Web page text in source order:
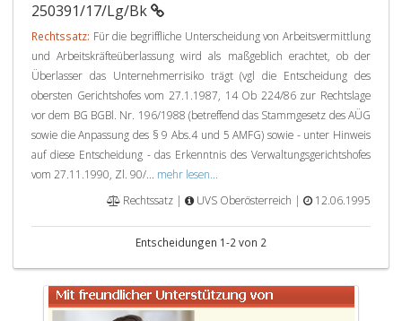
250391/17/Lg/Bk
Rechtssatz: Für die begriffliche Unterscheidung von Arbeitsvermittlung
und Arbeitskräfteüberlassung wird als maßgeblich erachtet, ob der
Überlasser das Unternehmerrisiko trägt (vgl die Entscheidung des
obersten Gerichtshofes vom 27.1.1987, 14 Ob 224/86 zur Rechtslage
vor dem BG BGBl. Nr. 196/1988 (betreffend das Stammgesetz des AÜG
sowie die Anpassung des § 9 Abs.4 und 5 AMFG) sowie - unter Hinweis
auf diese Entscheidung - das Erkenntnis des Verwaltungsgerichtshofes
vom 27.11.1990, Zl. 90/... mehr lesen...
Rechtssatz |
UVS Oberösterreich | 12.06.1995
Entscheidungen 1-2 von 2